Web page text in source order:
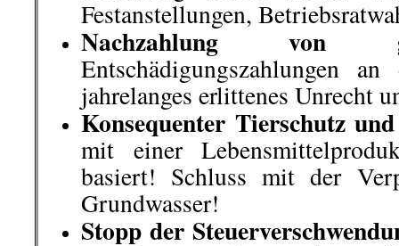
September |Verbale
in Landau Rheinland-Pfalz
Bild: Der Rote
Jeden Montag im Wechsel
zu Protestkundgebung gegen
Bundesregierung. Diese
Neustadt/Weinstraße sind